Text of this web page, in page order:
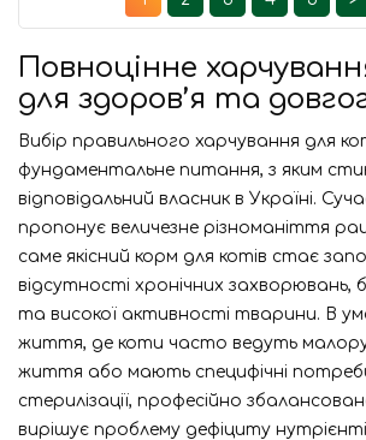
Повноцінне
для здоров’я та
Вибір правильного харчування для
фундаментальне питання, з яким
відповідальний власник в Україні.
пропонує величезне різноманіття
саме якісний корм для котів стає
відсутності хронічних захворювань,
та високої активності тварини. В
життя, де коти часто ведуть
життя або мають специфічні
стерилізації, професійно
вирішує проблему дефіциту